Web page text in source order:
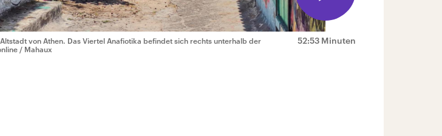
52:53 Minuten
von Athen. Das Viertel Anafiotika befindet sich rechts unterhalb der
/ Mahaux